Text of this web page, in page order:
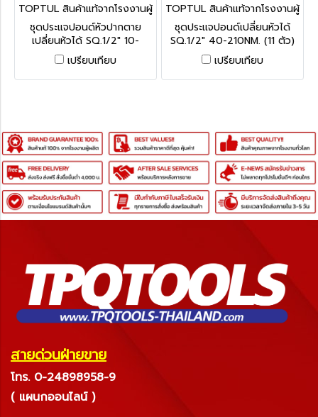
TOPTUL สินค้าแท้จากโรงงานผู้
ผลิต GAAI0801
ชุดประแจปอนด์หัวปากตาย
เปลี่ยนหัวได้ SQ.1/2" 10-
80NM.(8 ตัว) (RATCHET
HEAD+ ปากตาย) ขนาด 17-29
มม. HEAD-
เปรียบเทียบ
TOPTUL สินค้าแท้จากโรงงานผู้
ผลิต GAAI1102
ชุดประแจปอนด์เปลี่ยนหัวได้
SQ.1/2" 40-210NM. (11 ตัว)
(ลูกบล็อก-ลูกบล็อกเดือยโผล่)
1/2"SQ.DRIVE TORQUE
WRENCH SET 11 PCS /SET
เปรียบเทียบ
สายด่วนฝ่ายขาย
โทร. 0-24898958-9
( แผนกออนไลน์ )